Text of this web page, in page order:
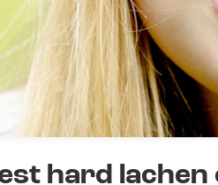
hard lachen